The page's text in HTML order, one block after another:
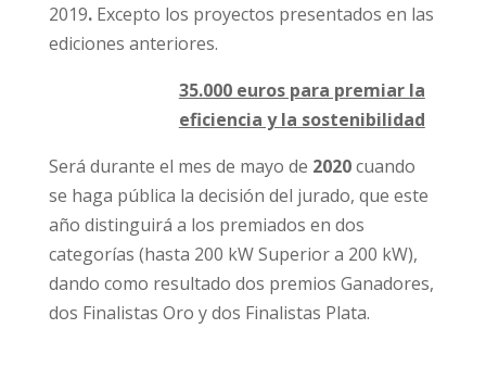
2019.Excepto los proyectos presentados en las
ediciones anteriores.
35.000 euros para premiar la
eficiencia y la sostenibilidad
Será durante el mes de mayo de 2020cuando
se haga pública la decisión del jurado, que este
año distinguirá a los premiados en dos
categorías (hasta 200 kW Superior a 200 kW),
dando como resultado dos premios Ganadores,
dos Finalistas Oro y dos Finalistas Plata.